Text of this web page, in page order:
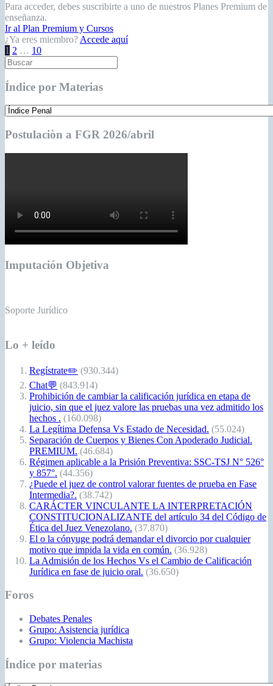
Para acceder, debes suscribirte a uno de nuestros Planes Premium de
enseñanza.
Ir al Plan Premium y Cursos
¿Ya eres miembro? Accede aquí
Paginación
de
entradas
1 2 … 10
Índice por Materias
Postulaciòn a FGR 2026/abril
Imputación Objetiva
Soporte Jurídico
Lo + leído
Regístrate✏️ (930.344)
Chat💬 (843.914)
Prohibición de cambiar la calificación jurídica en etapa de
juicio, sin que el juez valore las pruebas una vez admitido los
hechos . (160.098)
La Legítima Defensa Vs Estado de Necesidad. (55.024)
Separación de Cuerpos y Bienes Con Apoderado Judicial.
PREMIUM. (46.684)
Régimen aplicable a la Prisión Preventiva: SSC-TSJ N° 526°
y 857°. (44.356)
¿Puede el juez de control valorar fuentes de prueba en Fase
Intermedia?. (38.742)
CARÁCTER VINCULANTE LA INTERPRETACIÓN
CONSTITUCIONALIZANTE del artículo 34 del Código de
Ética del Juez Venezolano. (37.870)
El o la cónyuge podrá demandar el divorcio por cualquier
motivo que impida la vida en común. (36.928)
La Admisión de los Hechos Vs el Cambio de Calificación
Jurídica en fase de juicio oral. (36.650)
Foros
Debates Penales
Grupo: Asistencia jurídica
Grupo: Violencia Machista
Índice por materias